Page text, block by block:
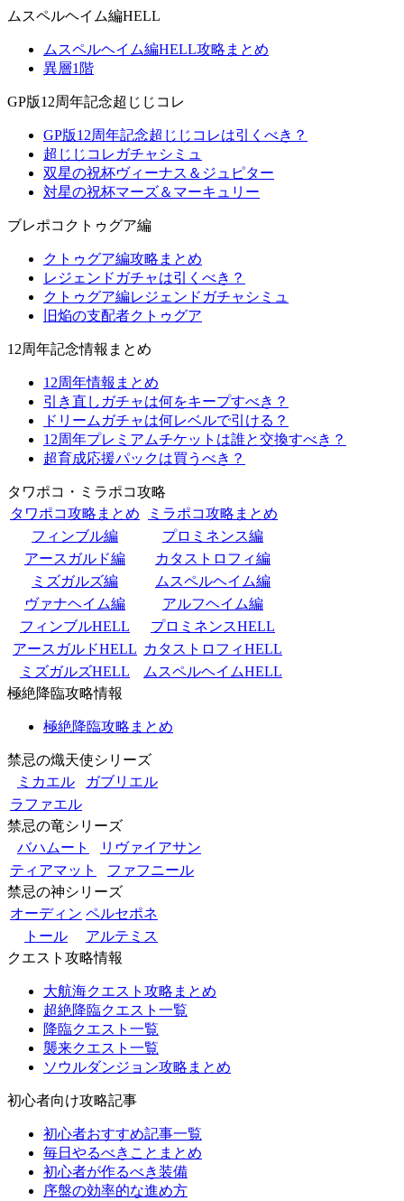
ムスペルヘイム編HELL
ムスペルヘイム編HELL攻略まとめ
異層1階
GP版12周年記念超じじコレ
GP版12周年記念超じじコレは引くべき？
超じじコレガチャシミュ
双星の祝杯ヴィーナス＆ジュピター
対星の祝杯マーズ＆マーキュリー
ブレポコクトゥグア編
クトゥグア編攻略まとめ
レジェンドガチャは引くべき？
クトゥグア編レジェンドガチャシミュ
旧焔の支配者クトゥグア
12周年記念情報まとめ
12周年情報まとめ
引き直しガチャは何をキープすべき？
ドリームガチャは何レベルで引ける？
12周年プレミアムチケットは誰と交換すべき？
超育成応援パックは買うべき？
タワポコ・ミラポコ攻略
タワポコ攻略まとめ
ミラポコ攻略まとめ
フィンブル編
プロミネンス編
アースガルド編
カタストロフィ編
ミズガルズ編
ムスペルヘイム編
ヴァナヘイム編
アルフヘイム編
フィンブルHELL
プロミネンスHELL
アースガルドHELL カタストロフィHELL
ミズガルズHELL
ムスペルヘイムHELL
極絶降臨攻略情報
極絶降臨攻略まとめ
禁忌の熾天使シリーズ
ミカエル
ガブリエル
ラファエル
禁忌の竜シリーズ
バハムート
リヴァイアサン
ティアマット
ファフニール
禁忌の神シリーズ
オーディン ペルセポネ
トール
アルテミス
クエスト攻略情報
大航海クエスト攻略まとめ
超絶降臨クエスト一覧
降臨クエスト一覧
襲来クエスト一覧
ソウルダンジョン攻略まとめ
初心者向け攻略記事
初心者おすすめ記事一覧
毎日やるべきことまとめ
初心者が作るべき装備
序盤の効率的な進め方